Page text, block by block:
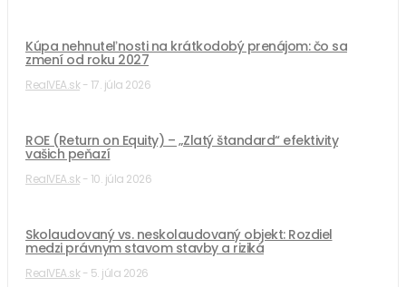
Kúpa nehnuteľnosti na krátkodobý prenájom: čo sa
zmení od roku 2027
RealVEA.sk - 17. júla 2026
ROE (Return on Equity) – „Zlatý štandard“ efektivity
vašich peňazí
RealVEA.sk - 10. júla 2026
Skolaudovaný vs. neskolaudovaný objekt: Rozdiel
medzi právnym stavom stavby a riziká
RealVEA.sk - 5. júla 2026